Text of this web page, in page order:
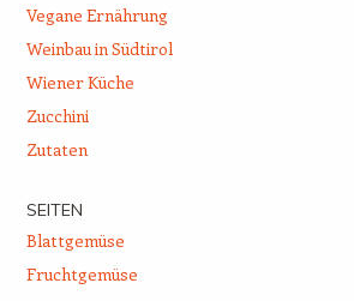
Vegane Ernährung
Weinbau in Südtirol
Wiener Küche
Zucchini
Zutaten
SEITEN
Blattgemüse
Fruchtgemüse